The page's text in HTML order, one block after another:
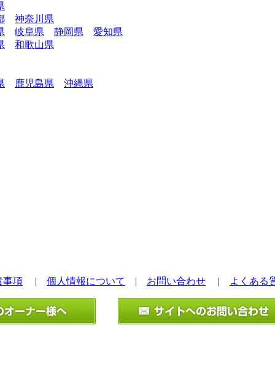
神奈川県
岐阜県 静岡県
愛知県
和歌山県
鹿児島県 沖縄県
事項 | 個人情報について | お問い合わせ | よくある